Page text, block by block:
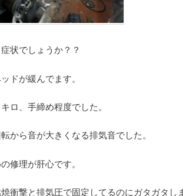
状でしょうか？？
ドが緩んでます。
ロ、手締め程度でした。
から音が大きくなる排気音でした。
修理が肝心です。
衝撃と排気圧で固定してるのにガタガタし